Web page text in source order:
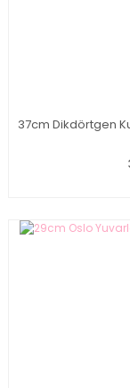
37cm Dikdörtgen